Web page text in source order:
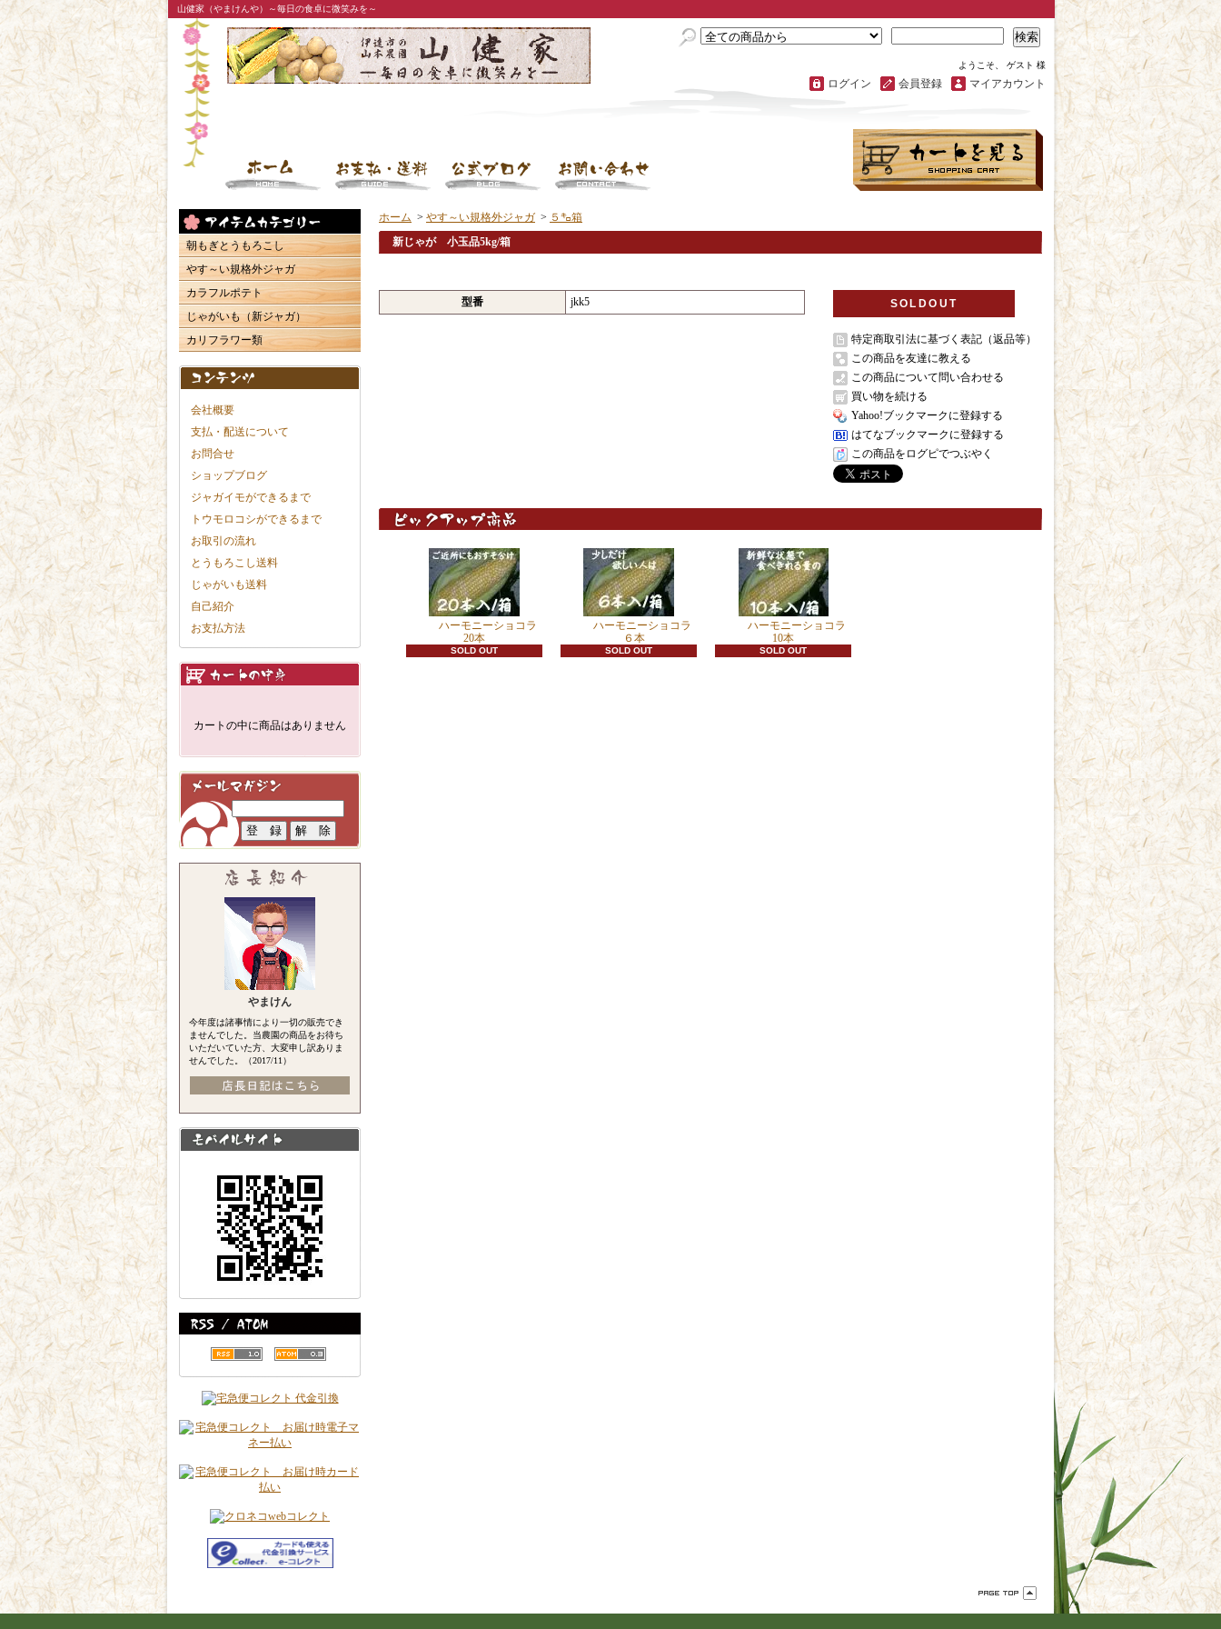
山健家（やまけんや）～毎日の食卓に微笑みを～
検索
ようこそ、 ゲスト 様
マイアカウント
会員登録
ログイン
朝もぎとうもろこし
やす～い規格外ジャガ
カラフルポテト
じゃがいも（新ジャガ）
カリフラワー類
会社概要
支払・配送について
お問合せ
ショップブログ
ジャガイモができるまで
トウモロコシができるまで
お取引の流れ
とうもろこし送料
じゃがいも送料
自己紹介
お支払方法
カートの中に商品はありません
やまけん
今年度は諸事情により一切の販売でき
ませんでした。当農園の商品をお待ち
いただいていた方、大変申し訳ありま
せんでした。（2017/11）
ホーム > やす～い規格外ジャガ > ５㌔箱
新じゃが 小玉品5kg/箱
型番 jkk5 SOLDOUT
特定商取引法に基づく表記（返品等）
この商品を友達に教える
この商品について問い合わせる
買い物を続ける
Yahoo!ブックマークに登録する
はてなブックマークに登録する
この商品をログピでつぶやく
ハーモニーショコラ
20本
SOLD OUT
ハーモニーショコラ
６本
SOLD OUT
ハーモニーショコラ
10本
SOLD OUT